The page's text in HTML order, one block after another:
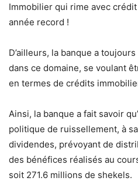
Immobilier qui rime avec
année record !
D’ailleurs, la banque a
dans ce domaine, se voulant
en termes de crédits
Ainsi, la banque a fait savoir
politique de ruissellement, à
dividendes, prévoyant de
des bénéfices réalisés au
soit 271.6 millions de shekels.